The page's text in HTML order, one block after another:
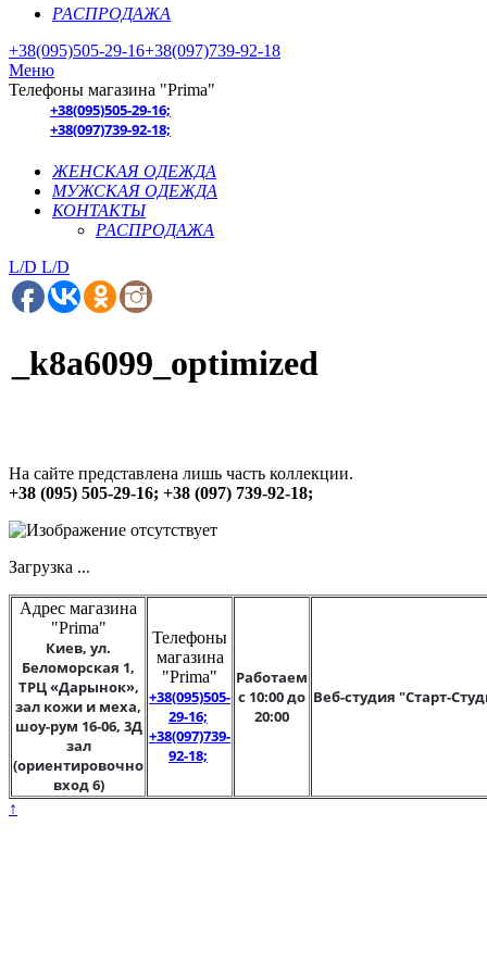
РАСПРОДАЖА
+38(095)505-29-16+38(097)739-92-18
Меню
Телефоны магазина "Prima"
+38(095)505-29-16;
+38(097)739-92-18;
ЖЕНСКАЯ ОДЕЖДА
МУЖСКАЯ ОДЕЖДА
КОНТАКТЫ
РАСПРОДАЖА
L/D L/D
_k8a6099_optimized
На сайте представлена лишь часть коллекции.
+38 (095) 505-29-16; +38 (097) 739-92-18;
Загрузка ...
Адрес магазина
"Prima"
Киев, ул.
Беломорская 1,
ТРЦ «Дарынок»,
зал кожи и меха,
шоу-рум 16-06, 3Д
зал
(ориентировочно
вход 6)
Телефоны
магазина
"Prima"
+38(095)505-
29-16;
+38(097)739-
92-18;
Работаем
с 10:00 до
20:00
Веб-студия "Старт-
↑